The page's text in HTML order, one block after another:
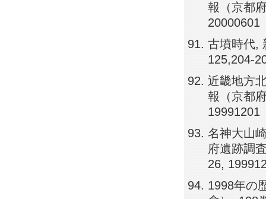
報（京都
20000601
古墳時代,
125,204-
近畿地方
報（京都
19991201
名神大山
府遺跡調
26,
1998年の